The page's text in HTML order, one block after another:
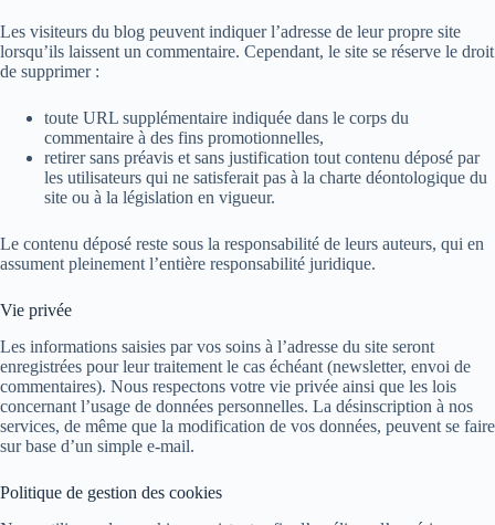
Les visiteurs du blog peuvent indiquer l’adresse de leur propre site
lorsqu’ils laissent un commentaire. Cependant, le site se réserve le droit
de supprimer :
toute URL supplémentaire indiquée dans le corps du
commentaire à des fins promotionnelles,
retirer sans préavis et sans justification tout contenu déposé par
les utilisateurs qui ne satisferait pas à la charte déontologique du
site ou à la législation en vigueur.
Le contenu déposé reste sous la responsabilité de leurs auteurs, qui en
assument pleinement l’entière responsabilité juridique.
Vie privée
Les informations saisies par vos soins à l’adresse du site seront
enregistrées pour leur traitement le cas échéant (newsletter, envoi de
commentaires). Nous respectons votre vie privée ainsi que les lois
concernant l’usage de données personnelles. La désinscription à nos
services, de même que la modification de vos données, peuvent se faire
sur base d’un simple e-mail.
Politique de gestion des cookies